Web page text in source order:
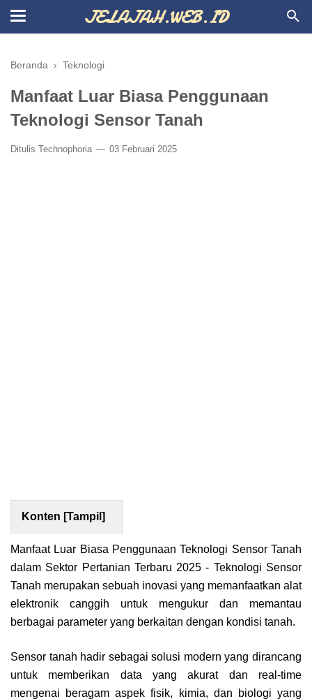
JELAJAH.WEB.ID
Beranda › Teknologi
Manfaat Luar Biasa Penggunaan
Teknologi Sensor Tanah
Ditulis Technophoria 03 Februari 2025
Konten [Tampil ]
Manfaat Luar Biasa Penggunaan Teknologi Sensor Tanah
dalam Sektor Pertanian Terbaru 2025 - Teknologi Sensor
Tanah merupakan sebuah inovasi yang memanfaatkan alat
elektronik canggih untuk mengukur dan memantau
berbagai parameter yang berkaitan dengan kondisi tanah.
Sensor tanah hadir sebagai solusi modern yang dirancang
untuk memberikan data yang akurat dan real-time
mengenai beragam aspek fisik, kimia, dan biologi yang